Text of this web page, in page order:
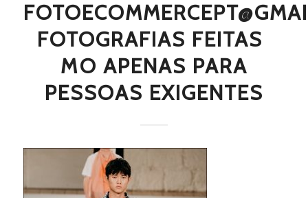
FOTOGRAFIAS FEITAS 
MO APENAS PARA
PESSOAS EXIGENTES